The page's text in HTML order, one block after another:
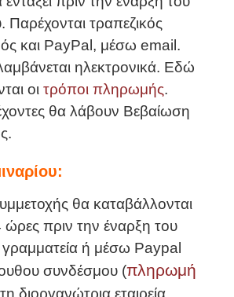
Παρέχονται τραπεζικός
και PayPal, μέσω email.
ηλεκτρονικά. Εδώ
οι τρόποι πληρωμής.
θα λάβουν Βεβαίωση
θα καταβάλλονται
ώρες πριν την έναρξη του
γραμματεία ή μέσω Paypal
συνδέσμου (πληρωμή